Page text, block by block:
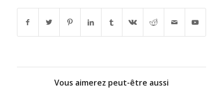
Vous aimerez peut-être aussi